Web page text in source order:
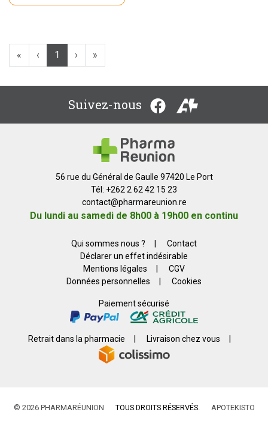
« ‹ 1 › »
Suivez-nous
56 rue du Général de Gaulle 97420 Le Port
Tél: +262 2 62 42 15 23
contact@pharmareunion.re
Du lundi au samedi de 8h00 à 19h00 en continu
Qui sommes nous ?
Contact
Déclarer un effet indésirable
Mentions légales
CGV
Données personnelles
Cookies
Paiement sécurisé
Retrait dans la pharmacie Livraison chez vous
© 2026 PHARMARÉUNION TOUS DROITS RÉSERVÉS. APOTEKISTO